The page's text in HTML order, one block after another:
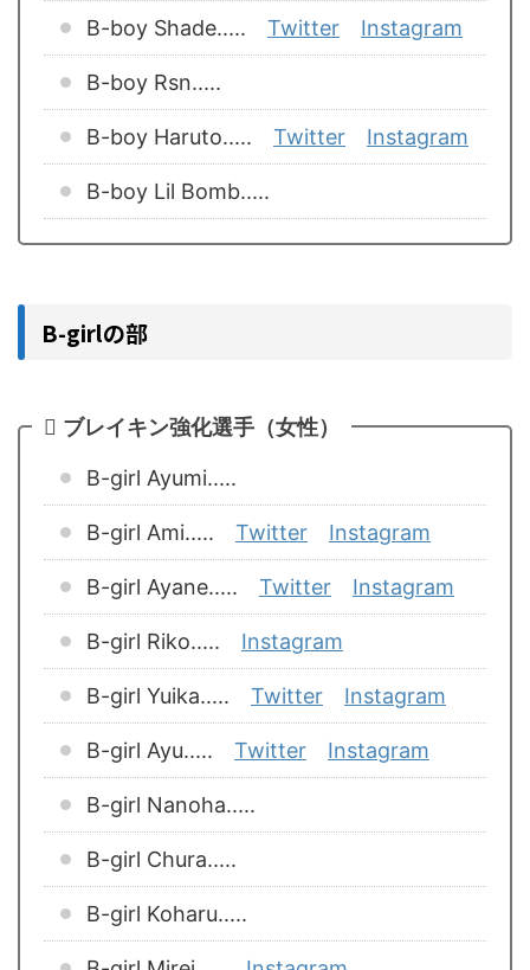
B-boy Shade..... Twitter Instagram
B-boy Rsn.....
B-boy Haruto..... Twitter Instagram
B-boy Lil Bomb.....
B-girlの部
ブレイキン強化選手（女性）
B-girl Ayumi.....
B-girl Ami..... Twitter Instagram
B-girl Ayane..... Twitter Instagram
B-girl Riko..... Instagram
B-girl Yuika..... Twitter Instagram
B-girl Ayu..... Twitter Instagram
B-girl Nanoha.....
B-girl Chura.....
B-girl Koharu.....